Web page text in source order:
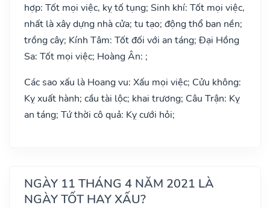
hợp: Tốt mọi việc, kỵ tố tụng; Sinh khí: Tốt mọi việc,
nhất là xây dựng nhà cửa; tu tạo; động thổ ban nền;
trồng cây; Kính Tâm: Tốt đối với an táng; Đại Hồng
Sa: Tốt mọi việc; Hoàng Ân: ;
Các sao xấu là Hoang vu: Xấu mọi việc; Cửu không:
Kỵ xuất hành; cầu tài lộc; khai trương; Câu Trận: Kỵ
an táng; Tứ thời cô quả: Kỵ cưới hỏi;
NGÀY 11 THÁNG 4 NĂM 2021 LÀ
NGÀY TỐT HAY XẤU?